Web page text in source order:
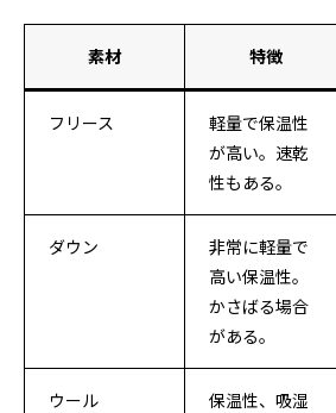
素材 特徴
フリース
軽量で保温性
が高い。速乾
性もある。
ダウン
非常に軽量で
高い保温性。
かさばる場合
がある。
ウール
保温性、吸湿